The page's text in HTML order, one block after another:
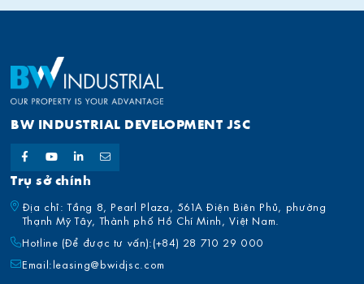
BW INDUSTRIAL DEVELOPMENT JSC
Trụ sở chính
Địa chỉ: Tầng 8, Pearl Plaza, 561A Điện Biên Phủ, phường
Thạnh Mỹ Tây, Thành phố Hồ Chí Minh, Việt Nam.
Hotline (Để được tư vấn):(+84) 28 710 29 000
Email:leasing@bwidjsc.com